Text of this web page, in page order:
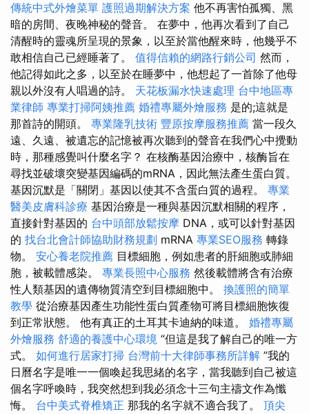
傳統中式外燴菜單 護照過期解決方案 他不再害怕孤獨、黑
暗的房間、夜晚神秘的聲音。 在夢中，他再次看到了自己
清醒時的靈魂所呈現的景象，以至於當他醒來時，他幾乎不
敢相信自己已經睡著了。 值得信賴的網路行銷公司 然而，
他記得如此之多，以至於在睡夢中，他想起了一首除了他母
親以外沒有人唱過的詩。 天花板漏水快速處理 台中地區專
業律師 專業打掃阿姨推薦 婚禮專屬外燴服務 是的;這就是
那首詩的開頭。 專業隆乳技術 豐原按摩服務推薦 當一段久
遠、久遠、被遺忘的記憶被再次聽到的聲音在我們心中攪動
時，那種感覺叫什麼名字？ 在核酶基因治療中，核酶旨在
尋找並破壞突變基因編碼的mRNA，因此無法產生蛋白質。
基因沉默是「關閉」基因以使其不含蛋白質的過程。 專業
醫美皮膚科診療 基因治療是一種與基因沉默相關的程序，
直接針對基因的 台中頭部放鬆按摩 DNA，或可以針對基因
的 找台北會計師協助財務規劃 mRNA 專業SEO服務 轉錄
物。 安心養老院推薦 目標細胞，例如患者的肝細胞或肺細
胞，被載體感染。 專業長照中心服務 然後載體將含有治療
性人類基因的遺傳物質清空到目標細胞中。 換護照的簡單
教學 從治療基因產生功能性蛋白質產物可將目標細胞恢復
到正常狀態。 他有真正的土耳其卡迪納的味道。 婚禮專屬
外燴服務 舒適的養護中心環境 “但這是我了解自己的唯一方
式。 如何進行居家打掃 台灣前十大律師事務所詳解 ”我的
日曆名字是唯一一個喚起我思緒的名字，當我聽到自己被這
個名字呼喚時，我突然想到我必須念十三句主禱文作為懺
悔。 台中美式脊椎矯正 那我的名字就不適合我了。 頂尖